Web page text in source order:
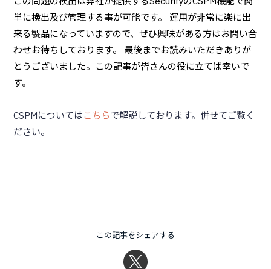
単に検出及び管理する事が可能です。 運用が非常に楽に出
来る製品になっていますので、ぜひ興味がある方はお問い合
わせお待ちしております。 最後までお読みいただきありが
とうございました。この記事が皆さんの役に立てば幸いで
す。
CSPMについては こちらで解説しております。併せてご覧く
ださい。
この記事をシェアする